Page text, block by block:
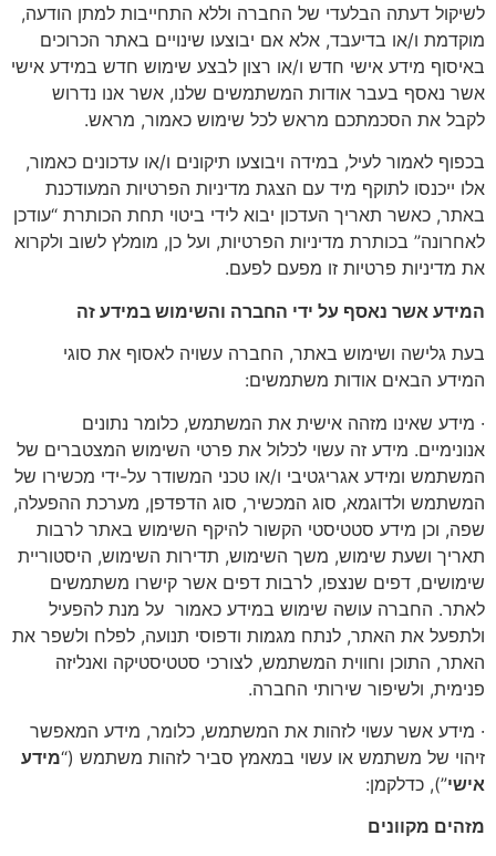
לשיקול דעתה הבלעדי של החברה וללא התחייבות למתן הודעה,
מוקדמת ו/או בדיעבד, אלא אם יבוצעו שינויים באתר הכרוכים
באיסוף מידע אישי חדש ו/או רצון לבצע שימוש חדש במידע אישי
אשר נאסף בעבר אודות המשתמשים שלנו, אשר אנו נדרוש
לקבל את הסכמתכם מראש לכל שימוש כאמור, מראש.
בכפוף לאמור לעיל, במידה ויבוצעו תיקונים ו/או עדכונים כאמור,
אלו ייכנסו לתוקף מיד עם הצגת מדיניות הפרטיות המעודכנת
באתר, כאשר תאריך העדכון יבוא לידי ביטוי תחת הכותרת “עודכן
לאחרונה” בכותרת מדיניות הפרטיות, ועל כן, מומלץ לשוב ולקרוא
את מדיניות פרטיות זו מפעם לפעם.
המידע אשר נאסף על ידי החברה והשימוש במידע זה
בעת גלישה ושימוש באתר, החברה עשויה לאסוף את סוגי
המידע הבאים אודות משתמשים:
· מידע שאינו מזהה אישית את המשתמש, כלומר נתונים
אנונימיים. מידע זה עשוי לכלול את פרטי השימוש המצטברים של
המשתמש ומידע אגריגטיבי ו/או טכני המשודר על-ידי מכשירו של
המשתמש ולדוגמא, סוג המכשיר, סוג הדפדפן, מערכת ההפעלה,
שפה, וכן מידע סטטיסטי הקשור להיקף השימוש באתר לרבות
תאריך ושעת שימוש, משך השימוש, תדירות השימוש, היסטוריית
שימושים, דפים שנצפו, לרבות דפים אשר קישרו משתמשים
לאתר. החברה עושה שימוש במידע כאמור על מנת להפעיל
ולתפעל את האתר, לנתח מגמות ודפוסי תנועה, לפלח ולשפר את
האתר, התוכן וחווית המשתמש, לצורכי סטטיסטיקה ואנליזה
פנימית, ולשיפור שירותי החברה.
· מידע אשר עשוי לזהות את המשתמש, כלומר, מידע המאפשר
זיהוי של משתמש או עשוי במאמץ סביר לזהות משתמש (“מידע
אישי”), כדלקמן:
מזהים מקוונים